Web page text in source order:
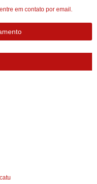
em contato por email.